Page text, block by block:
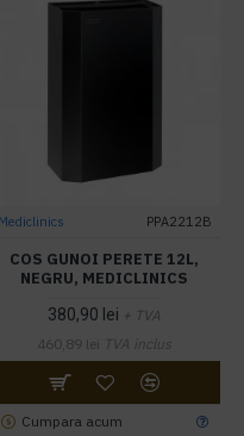
Mediclinics PPA2212B
COS GUNOI PERETE 12L,
NEGRU, MEDICLINICS
380,90 lei + TVA
460,89 lei TVA inclus
Cumpara acum